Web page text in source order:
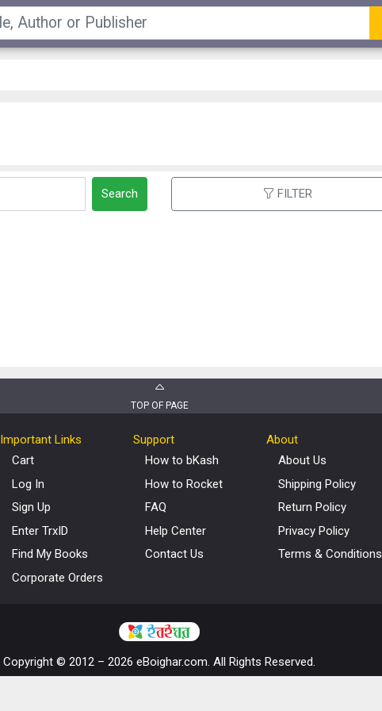
Search FILTER
TOP OF PAGE
Important Links
Cart
Log In
Sign Up
Enter TrxID
Find My Books
Corporate Orders
Support
How to bKash
How to Rocket
FAQ
Help Center
Contact Us
About
About Us
Shipping Policy
Return Policy
Privacy Policy
Terms & Conditions
Copyright © 2012 – 2026 eBoighar.com. All Rights Reserved.